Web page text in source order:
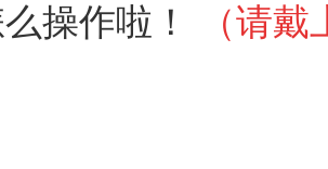
操作啦 ！ （请